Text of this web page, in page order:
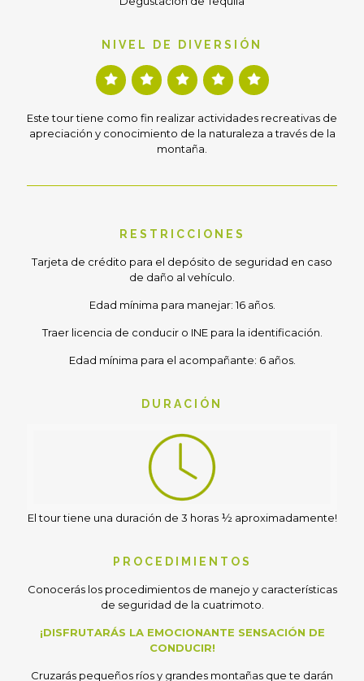
NIVEL DE DIVERSIÓN
Este tour tiene como fin realizar actividades recreativas de
apreciación y conocimiento de la naturaleza a través de la
montaña.
RESTRICCIONES
Tarjeta de crédito para el depósito de seguridad en caso
de daño al vehículo.
Edad mínima para manejar: 16 años.
Traer licencia de conducir o INE para la identificación.
Edad mínima para el acompañante: 6 años.
DURACIÓN
El tour tiene una duración de 3 horas ½ aproximadamente!
PROCEDIMIENTOS
Conocerás los procedimientos de manejo y características
de seguridad de la cuatrimoto.
¡DISFRUTARÁS LA EMOCIONANTE SENSACIÓN DE
CONDUCIR!
Cruzarás pequeños ríos y grandes montañas que te darán